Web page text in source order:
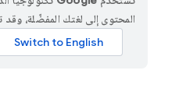
المحتوى إلى لغتك المفضّلة،